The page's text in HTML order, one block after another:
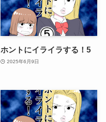
ホントにイライラする！5
2025年6月9日